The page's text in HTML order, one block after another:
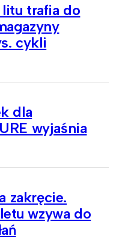
trafia do
cykli
dla
wyjaśnia
zakręcie.
wzywa do